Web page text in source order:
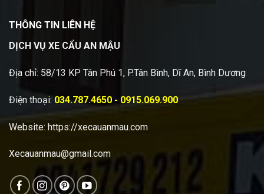
THÔNG TIN LIÊN HỆ
DỊCH VỤ XE CẨU AN MẬU
Địa chỉ: 58/13 KP Tân Phú 1, P.Tân Bình, Dĩ An, Bình Dương
Điện thoại: 034.787.4650 - 0915.069.900
Website: https://xecauanmau.com
Xecauanmau@gmail.com